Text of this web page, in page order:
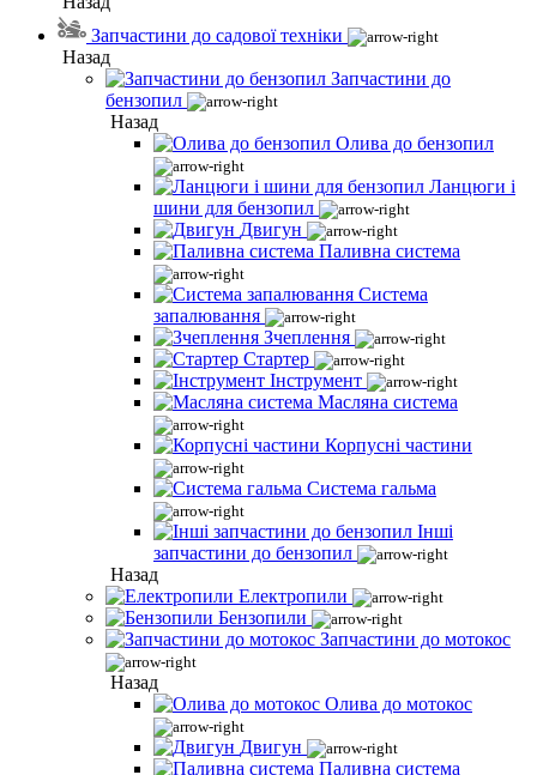
Запчастини до садової техніки
Назад
Запчастини до
бензопил
Назад
Олива до бензопил
Ланцюги і
шини для бензопил
Двигун
Паливна система
Система
запалювання
Зчеплення
Стартер
Інструмент
Масляна система
Корпусні частини
Система гальма
Інші
запчастини до бензопил
Назад
Електропили
Бензопили
Запчастини до мотокос
Назад
Олива до мотокос
Двигун
Паливна система